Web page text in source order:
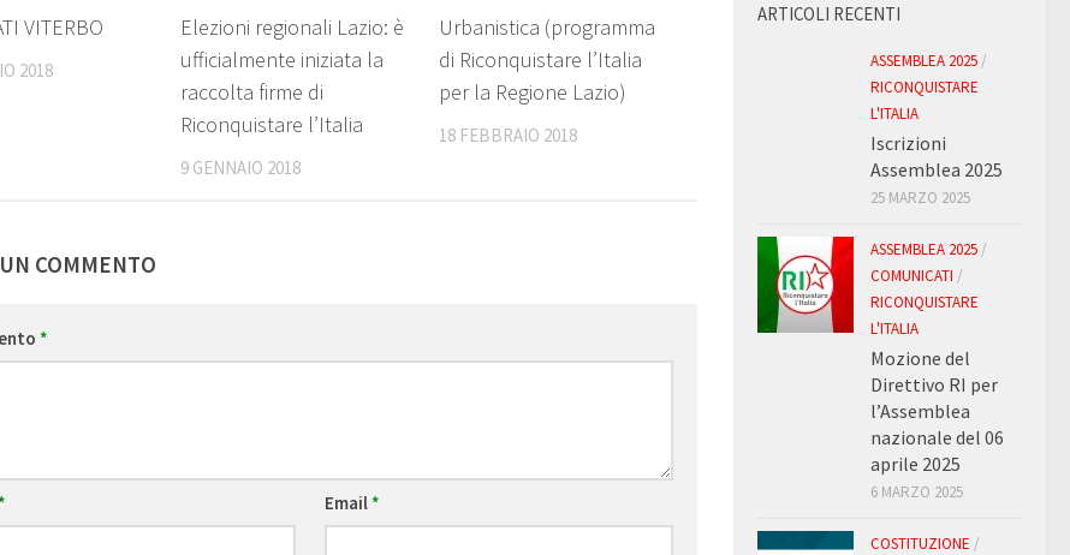
VITERBO
2018
Elezioni regionali Lazio: è
ufficialmente iniziata la
raccolta firme di
Riconquistare l’Italia
9 GENNAIO 2018
Urbanistica (programma
di Riconquistare l’Italia
per la Regione Lazio)
18 FEBBRAIO 2018
COMMENTO
*
Email*
ARTICOLI RECENTI
ASSEMBLEA 2025 /
RICONQUISTARE
L'ITALIA
Iscrizioni
Assemblea 2025
25 MARZO 2025
ASSEMBLEA 2025 /
COMUNICATI /
RICONQUISTARE
L'ITALIA
Mozione del
Direttivo RI per
l’Assemblea
nazionale del 06
aprile 2025
6 MARZO 2025
COSTITUZIONE /